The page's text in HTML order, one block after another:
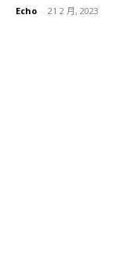
Echo - 21 2 月, 2023